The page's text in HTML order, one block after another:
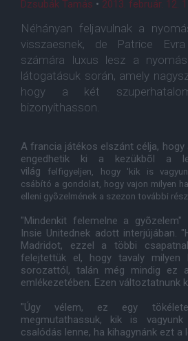
Dzsubák Tamás • 2013. február. 12.
Néhányan feljavulnak a
visszaesnek, de Patrice
számára luxus lesz a
látogatásuk során, amely
hogy a két
bizonyíthasson.
A francia játékos elszánt célja,
engedhetik ki a kezükbõl a
világ
felfigyeljen, hogy 'kik is
csábító a gondolat, hogy vajon milyen
elleni gyõzelmének a szezon további
"Mindenkit felemelne a
Insie Unitednek adott interjújában.
Madridot, ezzel a többi
felejtettük el, hogy tavaly milyen
sorozattól, talán még mindig ez
emlékezetében. Ezen változtatnunk
"Úgy vélem, ez egy
megmutathassuk, kik is vagyunk
csalódás lenne, ha kihagynánk ezt a